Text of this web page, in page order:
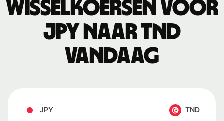
Wisselkoersen voor
JPY naar TND
vandaag
JPY TND